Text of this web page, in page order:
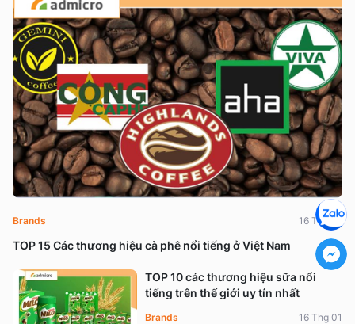
TOP 15 Các thương hiệu cà phê nổi tiếng ở Việt Nam
Brands 16 Thg 01
TOP 10 các thương hiệu sữa nổi
tiếng trên thế giới uy tín nhất
Brands 16 Thg 01